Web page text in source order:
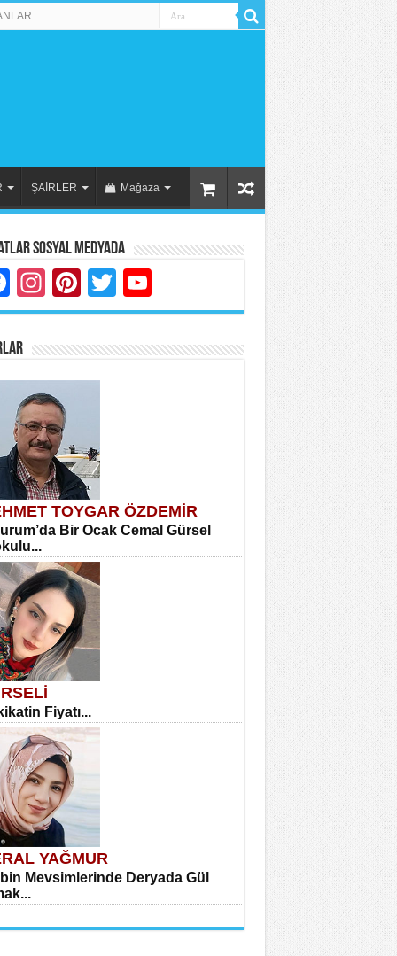
ŞAİRLER Mağaza
Sosyal Medyada
Facebook
Instagram
Pinterest
Twitter
TOYGAR ÖZDEMİR
Bir Ocak Cemal Gürsel
Fiyatı...
YAĞMUR
Mevsimlerinde Deryada Gül